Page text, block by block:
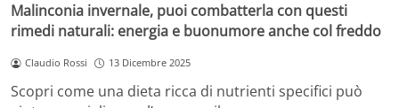
Malinconia invernale, puoi combatterla con questi
rimedi naturali: energia e buonumore anche col freddo
Claudio Rossi 13 Dicembre 2025
Scopri come una dieta ricca di nutrienti specifici può